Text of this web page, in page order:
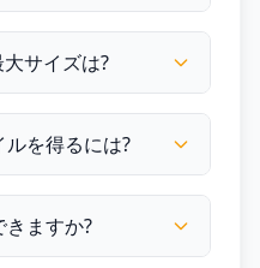
サイズは?
を得るには?
ますか?